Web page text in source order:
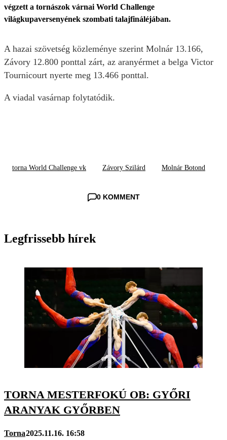
végzett a tornászok várnai World Challenge
világkupaversenyének szombati talajfináléjában.
A hazai szövetség közleménye szerint Molnár 13.166,
Závory 12.800 ponttal zárt, az aranyérmet a belga Victor
Tournicourt nyerte meg 13.466 ponttal.
A viadal vasárnap folytatódik.
torna World Challenge vk Závory Szilárd Molnár Botond
0 KOMMENT
Legfrissebb hírek
TORNA MESTERFOKÚ OB: GYŐRI
ARANYAK GYŐRBEN
Torna2025.11.16. 16:58